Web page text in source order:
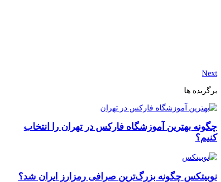
Next
برگزیده ها
چگونه بهترین آموزشگاه فارکس در تهران را انتخاب
کنیم؟
نوبیتکس چگونه بزرگ‌ترین صرافی رمزارز ایران شد؟